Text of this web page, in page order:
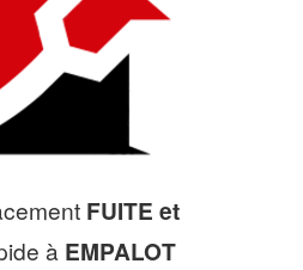
FUITE et
à EMPALOT